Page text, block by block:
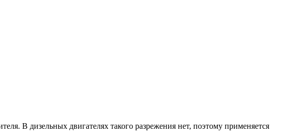
В дизельных двигателях такого разрежения нет, поэтому применяется